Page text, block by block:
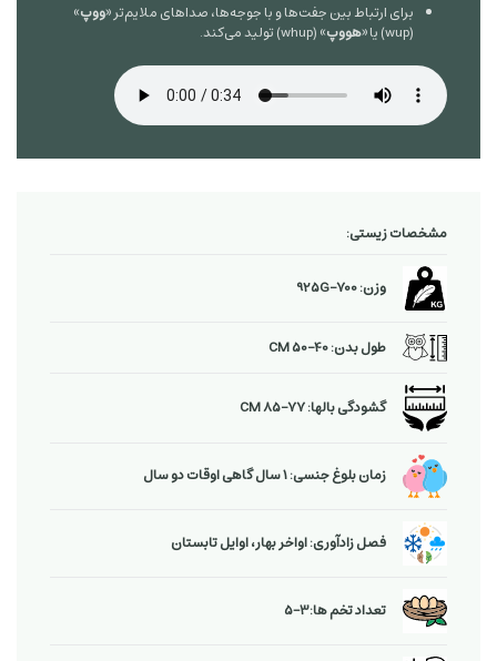
برای ارتباط بین جفت‌ها و با جوجه‌ها، صداهای ملایم‌تر «ووپ»
(wup) یا «
هووپ» (whup) تولید می‌کند.
مشخصات زیستی:
وزن: 700−925G
طول بدن: 40−50 CM
گشودگی بالها: 77−85 CM
زمان بلوغ جنسی: 1 سال گاهی اوقات دو سال
فصل زادآوری: اواخر بهار، اوایل تابستان
تعداد تخم ها:3-5